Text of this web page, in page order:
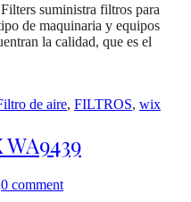
suministra filtros para
de maquinaria y equipos
la calidad, que es el
de aire, FILTROS, wix
0 comment